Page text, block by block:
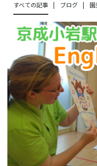
すべての記事 ブログ 園